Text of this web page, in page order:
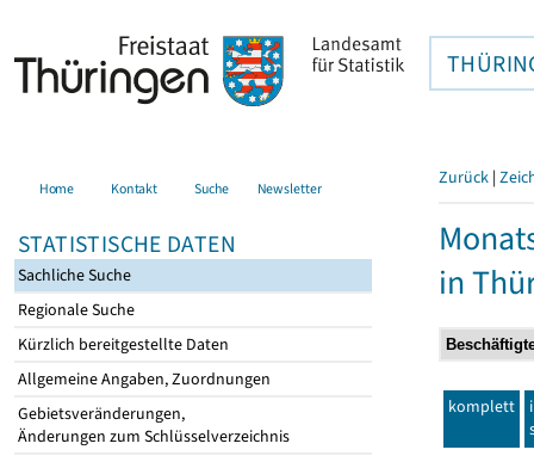
Home Kontakt Suche Newsletter
STATISTISCHE DATEN
Sachliche Suche
Regionale Suche
Kürzlich bereitgestellte Daten
Allgemeine Angaben, Zuordnungen
Gebietsveränderungen,
Änderungen zum Schlüsselverzeichnis
Zurück |
in
komplett